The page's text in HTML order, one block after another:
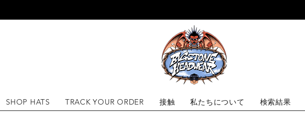
SHOP HATS TRACK YOUR ORDER 接触 私たちについて 検索結果